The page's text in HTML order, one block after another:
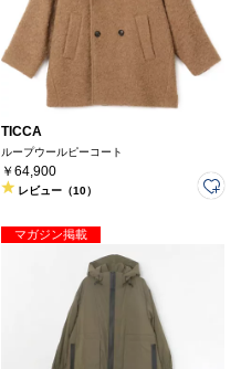
TICCA
ループウールピーコート
￥64,900
レビュー（10）
マガジン掲載